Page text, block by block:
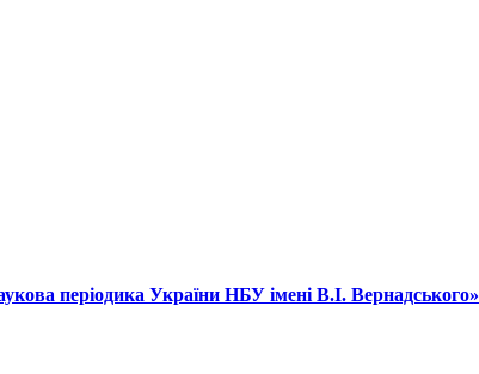
періодика України НБУ імені В.І. Вернадського»